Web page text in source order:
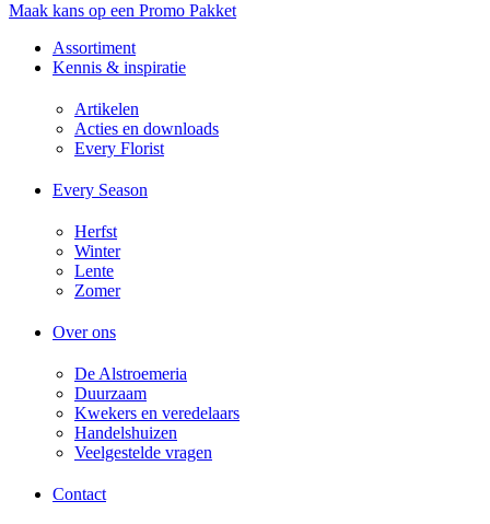
Maak kans op een Promo Pakket
Assortiment
Kennis & inspiratie
Artikelen
Acties en downloads​
Every Florist
Every Season
Herfst
Winter
Lente
Zomer
Over ons
De Alstroemeria
Duurzaam
Kwekers en veredelaars
Handelshuizen
Veelgestelde vragen
Contact